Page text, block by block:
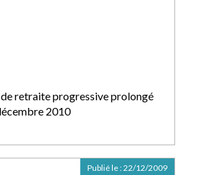
retraite progressive prolongé
2010
Publié le :22/12/2009